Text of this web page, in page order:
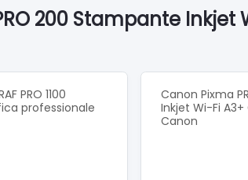
A5/B4/B5/LTR/LGL/Ledger/Hagaki/7"×10"/
A3/A4/A5/B4/LTR/LGL/Ledger/12x12
(larghezza da 203,2 mm a 330,2 mm,
200 Stampante Inkjet
PRO 1100
professionale
Canon Pixma
Inkjet Wi-Fi
Canon